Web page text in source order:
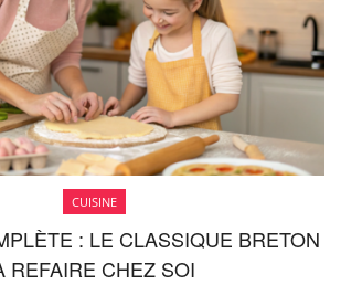
CUISINE
: LE CLASSIQUE BRETON
REFAIRE CHEZ SOI